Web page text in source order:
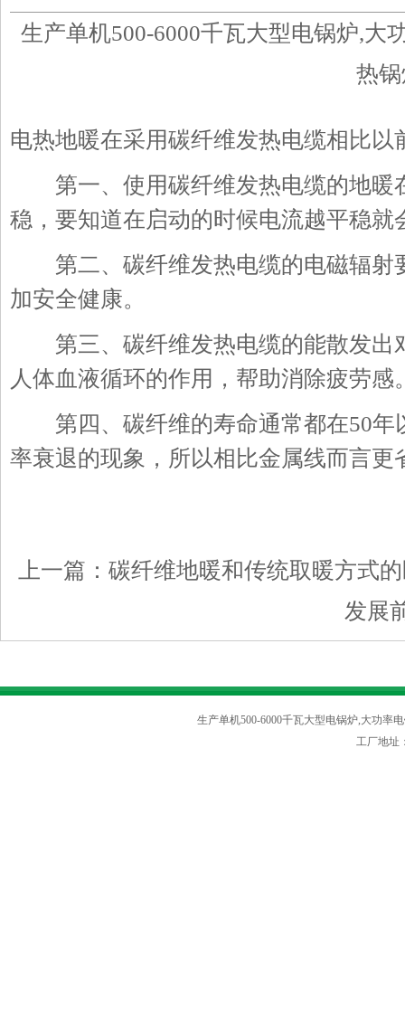
生产单机500-6000千瓦大型电锅炉,大
热
电热地暖在采用碳纤维发热电缆相比
第一、使用碳纤维发热电缆的地暖
稳，要知道在启动的时候电流越平稳就
第二、碳纤维发热电缆的电磁辐射
加安全健康。
第三、碳纤维发热电缆的能散发出
人体血液循环的作用，帮助消除疲劳感
第四、碳纤维的寿命通常都在50年
率衰退的现象，所以相比金属线而言更
上一篇： 碳纤维地暖和传统取暖方式
发展
生产单机500-6000千瓦大型电锅炉,大功率
工厂地址